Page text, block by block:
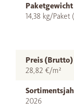
Paketgewicht
14,38 kg/Paket
Preis (Brutto)
28,82 €/m²
2026